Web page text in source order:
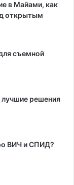
в Майами, как
открытым
съемной
решения
ВИЧ и СПИД?